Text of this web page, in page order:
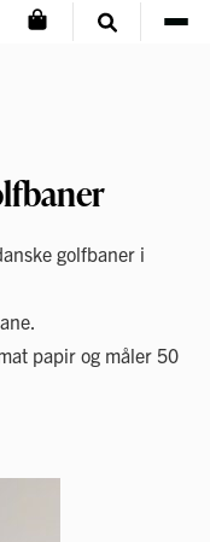
golfbaner i
papir og måler 50